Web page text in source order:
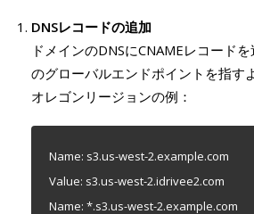
DNSレコードの追加
ドメインのDNSにCNAMEレコード
のグローバルエンドポイントを指す
オレゴンリージョンの例：
Name: s3.us-west-2.example.com
Value: s3.us-west-2.idrivee2.com
Name: *.s3.us-west-2.example.com